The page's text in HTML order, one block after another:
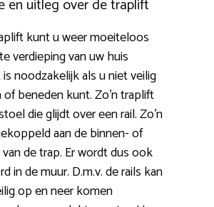
en uitleg over de traplift
kunt u weer moeiteloos
verdieping van uw huis
noodzakelijk als u niet veilig
beneden kunt. Zo’n traplift
die glijdt over een rail. Zo’n
aan de binnen- of
de trap. Er wordt dus ook
in de muur. D.m.v. de rails kan
op en neer komen